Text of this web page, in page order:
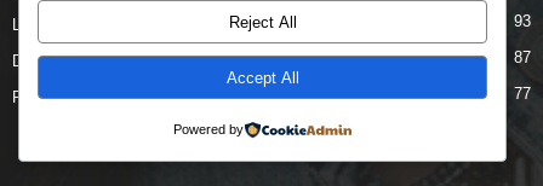
93
Daga Marubutanmu 87
Rahoto 77
Reject All
Accept All
Powered by